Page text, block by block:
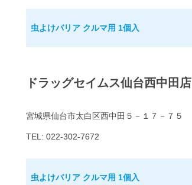
虫よけバリア クルマ用 1個入
ドラッグセイムス仙台西中田店
宮城県仙台市太白区西中田５－１７－７５
TEL: 022-302-7672
虫よけバリア クルマ用 1個入